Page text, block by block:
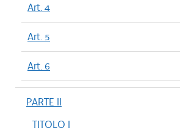
Art. 4
Art. 5
Art. 6
PARTE II
TITOLO I